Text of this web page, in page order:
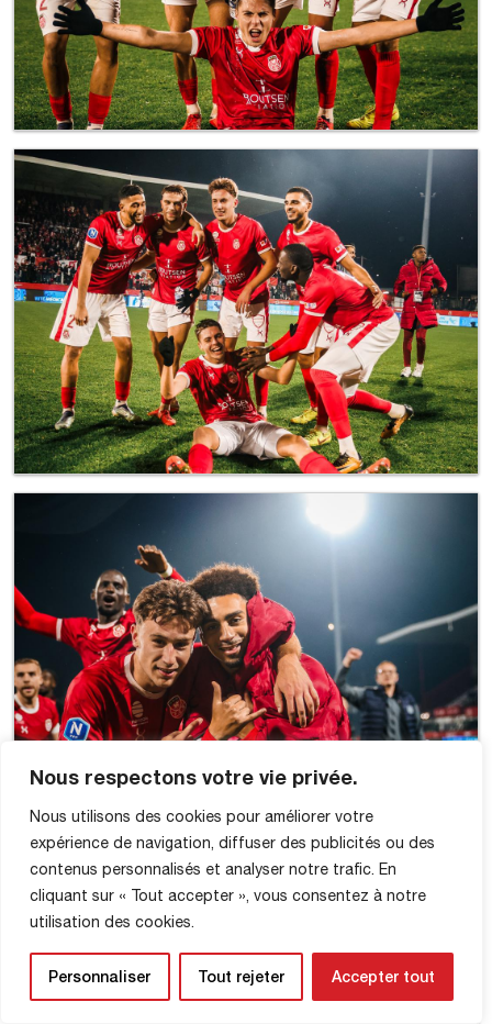
Nous respectons votre vie privée.
Nous utilisons des cookies pour améliorer votre
expérience de navigation, diffuser des publicités ou des
contenus personnalisés et analyser notre trafic. En
cliquant sur « Tout accepter », vous consentez à notre
utilisation des cookies.
Personnaliser Tout rejeter Accepter tout